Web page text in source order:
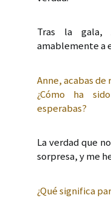
Tras la gala,
amablemente a
Anne, acabas
¿Cómo ha
esperabas?
La verdad que
sorpresa, y me
¿Qué significa